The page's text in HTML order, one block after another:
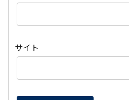
サイト